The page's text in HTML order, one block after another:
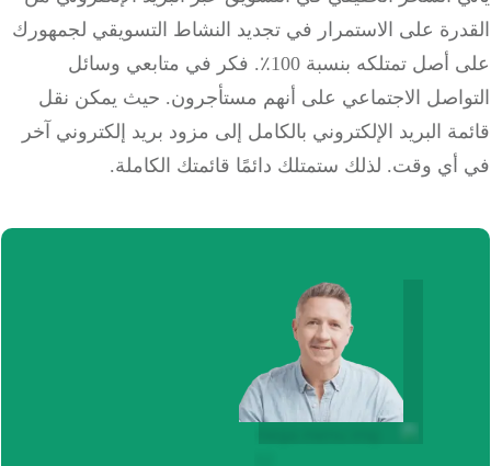
على الاستمرار في تجديد النشاط التسويقي لجمهورك
تمتلكه بنسبة 100٪.
فكر في متابعي وسائل
الاجتماعي على أنهم مستأجرون.حيث يمكن نقل
البريد الإلكتروني بالكامل إلى مزود بريد إلكتروني آخر
أي وقت.لذلك ستمتلك دائمًا قائمتك الكاملة.